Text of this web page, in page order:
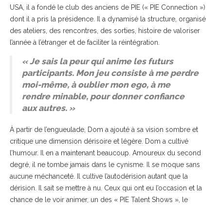
USA, il a fondé le club des anciens de PIE (« PIE Connection »)
dont il a pris la présidence. Il a dynamisé la structure, organisé
des ateliers, des rencontres, des sorties, histoire de valoriser
l’année à l’étranger et de faciliter la réintégration.
« Je sais la peur qui anime les futurs
participants. Mon jeu consiste à me perdre
moi-même, à oublier mon ego, à me
rendre minable, pour donner confiance
aux autres. »
À partir de l’engueulade, Dom a ajouté à sa vision sombre et
critique une dimension dérisoire et légère. Dom a cultivé
l’humour. Il en a maintenant beaucoup. Amoureux du second
degré, il ne tombe jamais dans le cynisme. Il se moque sans
aucune méchanceté. Il cultive l’autodérision autant que la
dérision. Il sait se mettre à nu. Ceux qui ont eu l’occasion et la
chance de le voir animer, un des « PIE Talent Shows », le